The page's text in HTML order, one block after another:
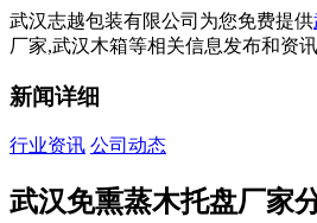
武汉志越包装有限公司为您免费提供
厂家,武汉木箱等相关信息发布和资
新闻详细
行业资讯 公司动态
武汉免熏蒸木托盘厂家